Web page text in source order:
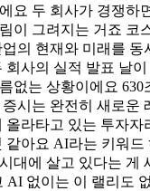
요 두 회사가 경쟁하
이 그려지는 거죠 코
의 현재와 미래를 동
회사의 실적 발표 날이
없는 상황이에요
시는 완전히 새로운
올라타고 있는 투자자
같아요 AI라는 키워드
대에 살고 있다는 게
AI 없이는 이 랠리도